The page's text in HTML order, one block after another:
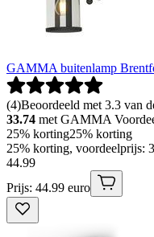
GAMMA buitenlamp
(4)Beoordeeld met 3.3 van
33.74 met GAMMA
25% korting25% korting
25% korting, voordeelprijs:
44.99
Prijs: 44.99 euro